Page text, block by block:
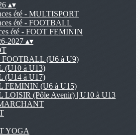
▴▾
été - MULTISPORT
été - FOOTBALL
été - FOOT FEMININ
2027 ▴▾
(U6 à U9)
(U10 à U13)
(U14 à U17)
FEMININ (U6 à U15)
LOISIR (Pôle Avenir) | U10 à U13
YOGA